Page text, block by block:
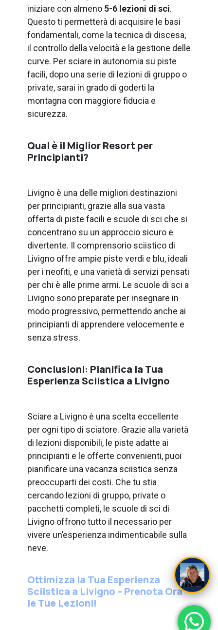
iniziare con almeno 5-6 lezioni di sci.
Questo ti permetterà di acquisire le basi
fondamentali, come la tecnica di discesa,
il controllo della velocità e la gestione delle
curve. Per sciare in autonomia su piste
facili, dopo una serie di lezioni di gruppo o
private, sarai in grado di goderti la
montagna con maggiore fiducia e
sicurezza.
Qual è il Miglior Resort per
Principianti?
Livigno è una delle migliori destinazioni
per principianti, grazie alla sua vasta
offerta di piste facili e scuole di sci che si
concentrano su un approccio sicuro e
divertente. Il comprensorio sciistico di
Livigno offre ampie piste verdi e blu, ideali
per i neofiti, e una varietà di servizi pensati
per chi è alle prime armi. Le scuole di sci a
Livigno sono preparate per insegnare in
modo progressivo, permettendo anche ai
principianti di apprendere velocemente e
senza stress.
Conclusioni: Pianifica la Tua
Esperienza Sciistica a Livigno
Sciare a Livigno è una scelta eccellente
per ogni tipo di sciatore. Grazie alla varietà
di lezioni disponibili, le piste adatte ai
principianti e le offerte convenienti, puoi
pianificare una vacanza sciistica senza
preoccuparti dei costi. Che tu stia
cercando lezioni di gruppo, private o
pacchetti completi, le scuole di sci di
Livigno offrono tutto il necessario per
vivere un’esperienza indimenticabile sulla
neve.
Ottimizza la Tua Esperienza
Sciistica a Livigno – Prenota Ora
le Tue Lezioni!